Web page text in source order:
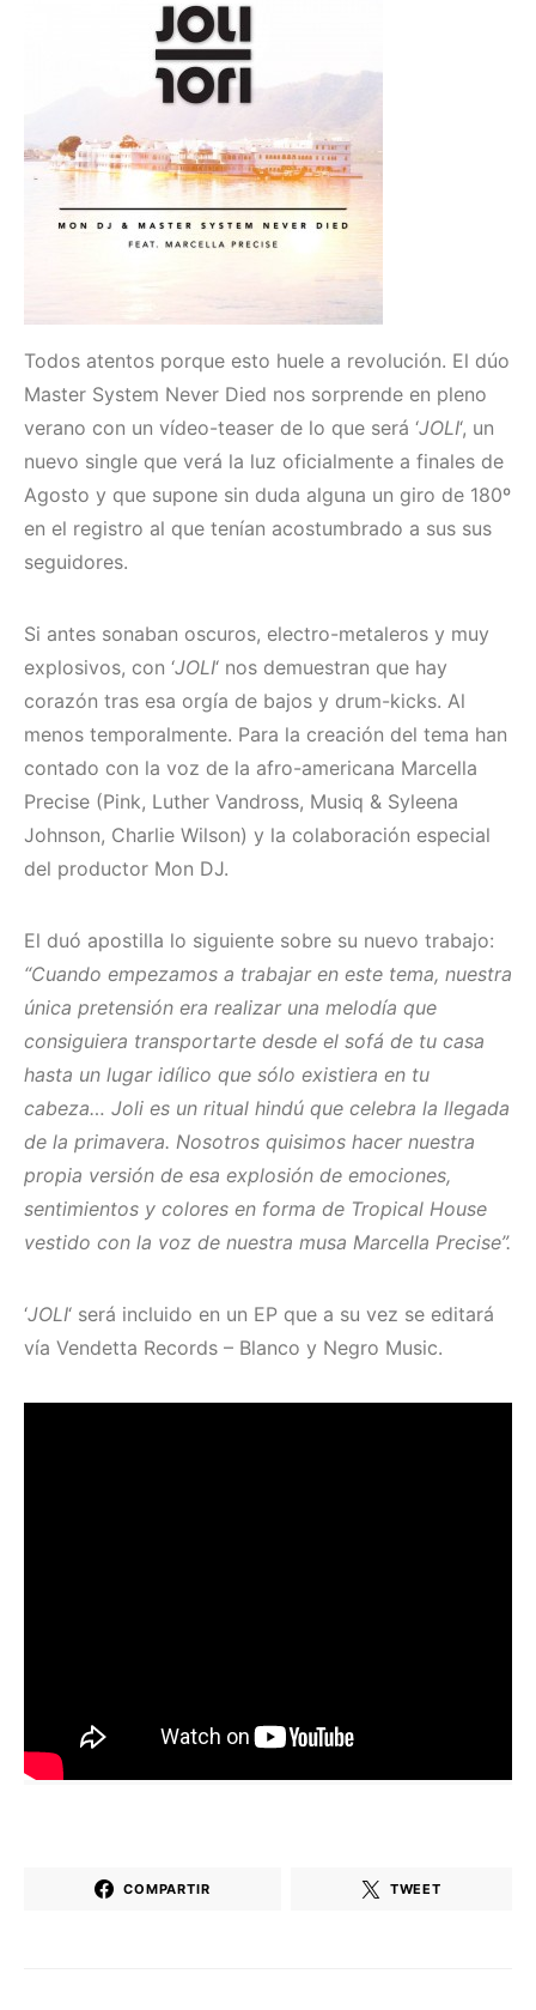
Todos atentos porque esto huele a revolución. El dúo
Master System Never Died nos sorprende en pleno
verano con un vídeo-teaser de lo que será ‘JOLI‘, un
nuevo single que verá la luz oficialmente a finales de
Agosto y que supone sin duda alguna un giro de 180º
en el registro al que tenían acostumbrado a sus sus
seguidores.
Si antes sonaban oscuros, electro-metaleros y muy
explosivos, con ‘JOLI‘ nos demuestran que hay
corazón tras esa orgía de bajos y drum-kicks. Al
menos temporalmente. Para la creación del tema han
contado con la voz de la afro-americana Marcella
Precise (Pink, Luther Vandross, Musiq & Syleena
Johnson, Charlie Wilson) y la colaboración especial
del productor Mon DJ.
El duó apostilla lo siguiente sobre su nuevo trabajo:
“Cuando empezamos a trabajar en este tema, nuestra
única pretensión era realizar una melodía que
consiguiera transportarte desde el sofá de tu casa
hasta un lugar idílico que sólo existiera en tu
cabeza… Joli es un ritual hindú que celebra la llegada
de la primavera. Nosotros quisimos hacer nuestra
propia versión de esa explosión de emociones,
sentimientos y colores en forma de Tropical House
vestido con la voz de nuestra musa Marcella Precise”.
‘JOLI‘ será incluido en un EP que a su vez se editará
vía Vendetta Records – Blanco y Negro Music.
COMPARTIR TWEET